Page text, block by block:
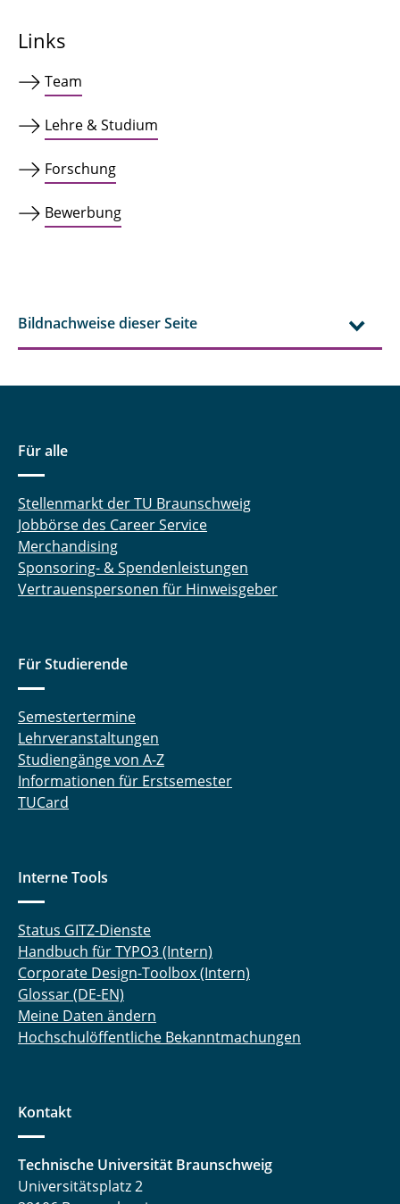
Links
Team
Lehre & Studium
Forschung
Bewerbung
Bildnachweise dieser Seite
Für alle
Stellenmarkt der TU Braunschweig
Jobbörse des Career Service
Merchandising
Sponsoring- & Spendenleistungen
Vertrauenspersonen für Hinweisgeber
Für Studierende
Semestertermine
Lehrveranstaltungen
Studiengänge von A-Z
Informationen für Erstsemester
TUCard
Interne Tools
Status GITZ-Dienste
Handbuch für TYPO3 (Intern)
Corporate Design-Toolbox (Intern)
Glossar (DE-EN)
Meine Daten ändern
Hochschulöffentliche Bekanntmachungen
Kontakt
Technische Universität Braunschweig
Universitätsplatz 2